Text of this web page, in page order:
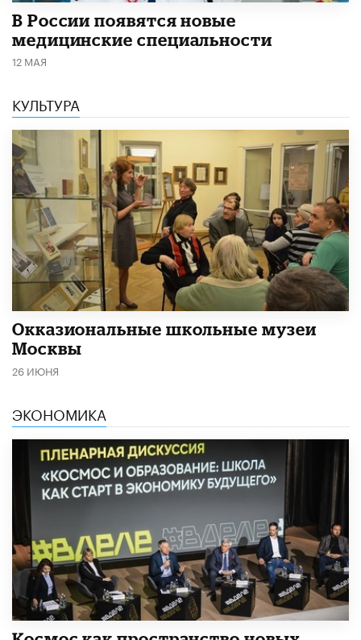
В России появятся новые
медицинские специальности
12 МАЯ
КУЛЬТУРА
​Окказиональные школьные музеи
Москвы
26 ИЮНЯ
ЭКОНОМИКА